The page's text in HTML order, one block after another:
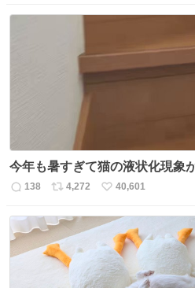
今年も暑すぎて猫の液状化現象
返
138
リ
ス
ト
数
4,272
い
ね
数
40,601